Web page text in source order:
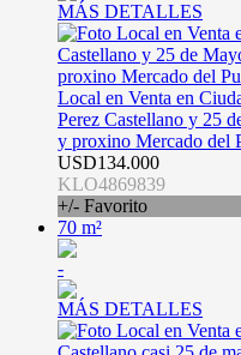
MÁS DETALLES
Local en Venta en
Perez Castellano y 25
y proxino Mercado del
USD134.000
KLO4869839
+/- Favorito
70 m²
-
MÁS DETALLES